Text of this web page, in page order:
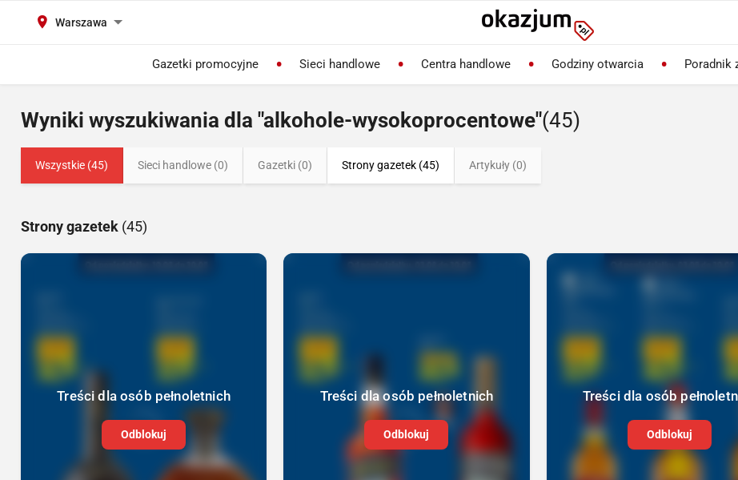
Warszawa
Gazetki promocyjne Sieci handlowe Centra handlowe Godziny otwarcia Poradnik
Wyniki wyszukiwania dla "alkohole-wysokoprocentowe"(45)
Wszystkie (45) Sieci handlowe (0) Gazetki (0) Strony gazetek (45) Artykuły (0)
Strony gazetek (45)
Treści dla osób pełnoletnich
Odblokuj
Treści dla osób pełnoletnich
Odblokuj
Treści dla osób
Odblokuj